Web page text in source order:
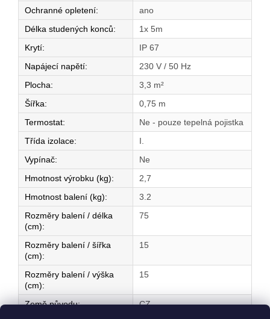
Ochranné opletení:
ano
Délka studených konců:
1x 5m
Krytí:
IP 67
Napájecí napětí:
230 V / 50 Hz
Plocha:
3,3 m²
Šířka:
0,75 m
Termostat:
Ne - pouze tepelná pojistka
Třída izolace:
I.
Vypínač:
Ne
Hmotnost výrobku (kg):
2,7
Hmotnost balení (kg):
3.2
Rozměry balení / délka
(cm):
75
Rozměry balení / šířka
(cm):
15
Rozměry balení / výška
(cm):
15
Země původu: CZ